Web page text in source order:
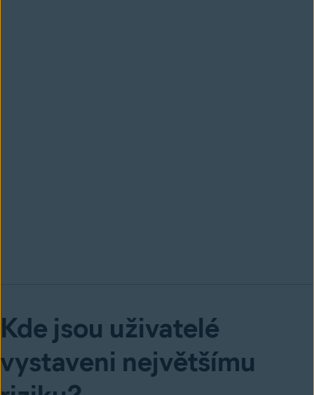
Kde jsou uživatelé
vystaveni největšímu